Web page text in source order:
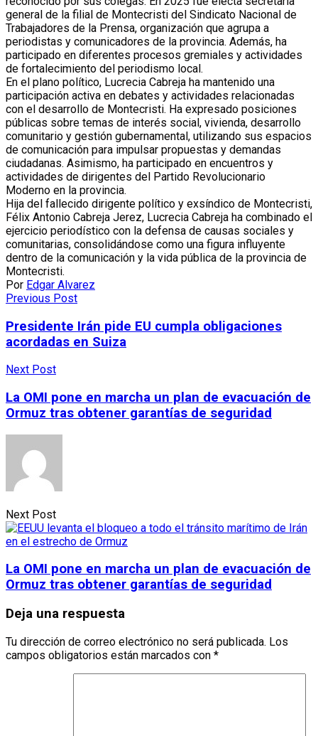
general de la filial de Montecristi del Sindicato Nacional de
Trabajadores de la Prensa, organización que agrupa a
periodistas y comunicadores de la provincia. Además, ha
participado en diferentes procesos gremiales y actividades
de fortalecimiento del periodismo local.
En el plano político, Lucrecia Cabreja ha mantenido una
participación activa en debates y actividades relacionadas
con el desarrollo de Montecristi. Ha expresado posiciones
públicas sobre temas de interés social, vivienda, desarrollo
comunitario y gestión gubernamental, utilizando sus espacios
de comunicación para impulsar propuestas y demandas
ciudadanas. Asimismo, ha participado en encuentros y
actividades de dirigentes del Partido Revolucionario
Moderno en la provincia.
Hija del fallecido dirigente político y exsíndico de Montecristi,
Félix Antonio Cabreja Jerez, Lucrecia Cabreja ha combinado el
ejercicio periodístico con la defensa de causas sociales y
comunitarias, consolidándose como una figura influyente
dentro de la comunicación y la vida pública de la provincia de
Montecristi.
Por Edgar Alvarez
Previous Post
Presidente Irán pide EU cumpla obligaciones
acordadas en Suiza
Next Post
La OMI pone en marcha un plan de evacuación de
Ormuz tras obtener garantías de seguridad
Next Post
La OMI pone en marcha un plan de evacuación de
Ormuz tras obtener garantías de seguridad
Deja una respuesta
Tu dirección de correo electrónico no será publicada. Los
campos obligatorios están marcados con *